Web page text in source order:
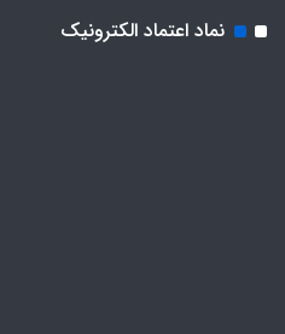
نماد اعتماد الکترونیک